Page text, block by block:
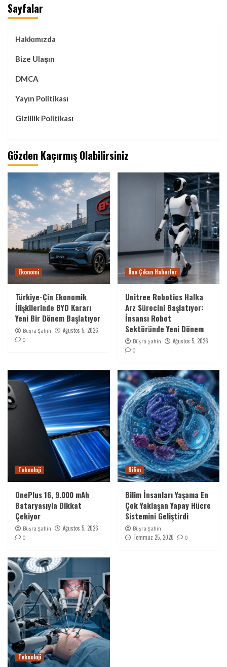
Sayfalar
Hakkımızda
Bize Ulaşın
DMCA
Yayın Politikası
Gizlilik Politikası
Gözden Kaçırmış Olabilirsiniz
Ekonomi
Türkiye-Çin Ekonomik
İlişkilerinde BYD Kararı
Yeni Bir Dönem Başlatıyor
Büşra Şahin Ağustos 5, 2026
0
Öne Çıkan Haberler
Unitree Robotics Halka
Arz Sürecini Başlatıyor:
İnsansı Robot
Sektöründe Yeni Dönem
Büşra Şahin Ağustos 5, 2026
0
Teknoloji
OnePlus 16, 9.000 mAh
Bataryasıyla Dikkat
Çekiyor
Büşra Şahin Ağustos 5, 2026
0
Bilim
Bilim İnsanları Yaşama En
Çok Yaklaşan Yapay Hücre
Sistemini Geliştirdi
Büşra Şahin
Temmuz 25, 2026 0
Teknoloji